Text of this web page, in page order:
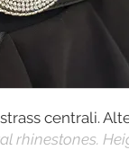
centrali.
rhinestones.